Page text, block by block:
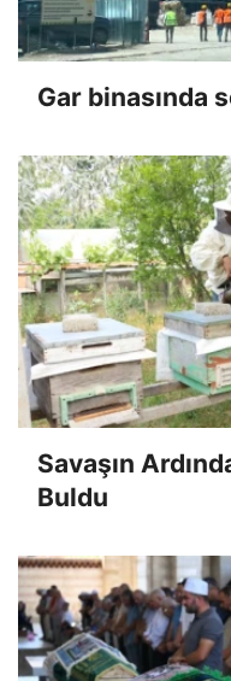
Gar binasında
Savaşın
Buldu